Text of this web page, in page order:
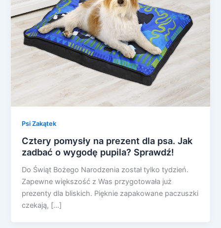
Psi Zakątek
Cztery pomysły na prezent dla psa. Jak
zadbać o wygodę pupila? Sprawdź!
Do Świąt Bożego Narodzenia został tylko tydzień.
Zapewne większość z Was przygotowała już
prezenty dla bliskich. Pięknie zapakowane paczuszki
czekają, […]